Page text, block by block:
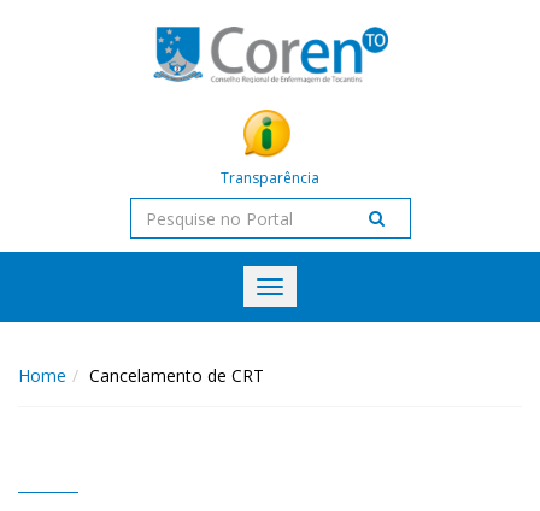
Transparência
Toggle
navigation
Home Cancelamento de CRT